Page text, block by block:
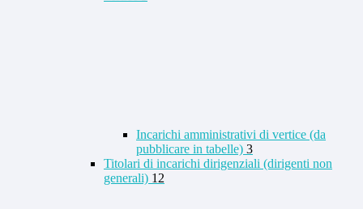
Incarichi amministrativi di vertice (da
pubblicare in tabelle) 3
Titolari di incarichi dirigenziali (dirigenti non
generali) 12